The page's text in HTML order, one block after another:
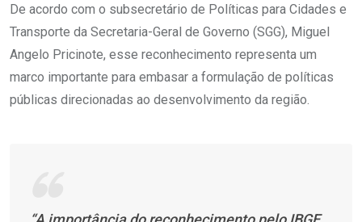
De acordo com o subsecretário de Políticas para Cidades e
Transporte da Secretaria-Geral de Governo (SGG), Miguel
Angelo Pricinote, esse reconhecimento representa um
marco importante para embasar a formulação de políticas
públicas direcionadas ao desenvolvimento da região.